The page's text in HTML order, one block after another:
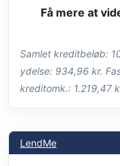
Få mere at
Samlet kreditbeløb:
ydelse: 934,96 kr.
kreditomk.: 1.219,47
LendMe